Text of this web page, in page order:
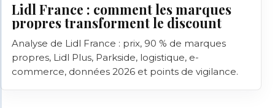
Lidl France : comment les marques
propres transforment le discount
Analyse de Lidl France : prix, 90 % de marques
propres, Lidl Plus, Parkside, logistique, e-
commerce, données 2026 et points de vigilance.